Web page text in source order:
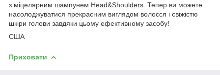
з міцелярним шампунем Head&Shoulders. Тепер ви можете
насолоджуватися прекрасним виглядом волосся і свіжістю
шкіри голови завдяки цьому ефективному засобу!
США
Приховати